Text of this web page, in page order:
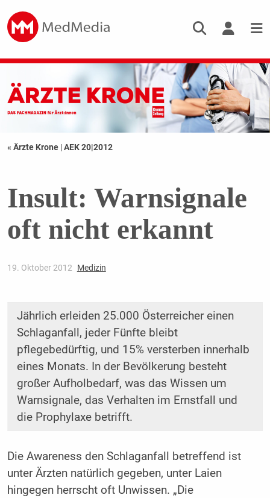
« Ärzte Krone |AEK 20|2012
Insult: Warnsignale
oft nicht erkannt
19. Oktober 2012 Medizin
Jährlich erleiden 25.000 Österreicher einen
Schlaganfall, jeder Fünfte bleibt
pflegebedürftig, und 15% versterben innerhalb
eines Monats. In der Bevölkerung besteht
großer Aufholbedarf, was das Wissen um
Warnsignale, das Verhalten im Ernstfall und
die Prophylaxe betrifft.
Die Awareness den Schlaganfall betreffend ist
unter Ärzten natürlich gegeben, unter Laien
hingegen herrscht oft Unwissen. „Die